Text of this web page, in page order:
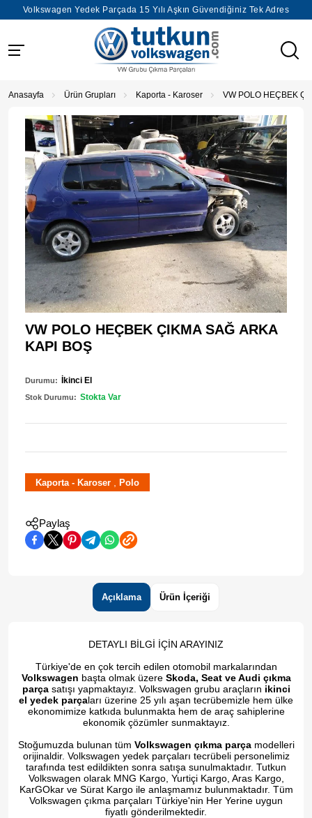
Volkswagen Yedek Parçada 15 Yılı Aşkın Güvendiğiniz Tek Adres
Anasayfa Ürün Grupları Kaporta - Karoser VW POLO HEÇBEK
VW POLO HEÇBEK ÇIKMA SAĞ ARKA
KAPI BOŞ
Durumu: İkinci El
Stok Durumu: Stokta Var
Kaporta - Karoser Polo
Paylaş
Açıklama Ürün İçeriği
DETAYLI BİLGİ İÇİN ARAYINIZ
Türkiye'de en çok tercih edilen otomobil markalarından
Volkswagen başta olmak üzere Skoda, Seat ve Audi çıkma
parçasatışı yapmaktayız. Volkswagen grubu araçların ikinci
el yedek parçaları üzerine 25 yılı aşan tecrübemizle hem ülke
ekonomimize katkıda bulunmakta hem de araç sahiplerine
ekonomik çözümler sunmaktayız.
Stoğumuzda bulunan tüm Volkswagen çıkma parçamodelleri
orijinaldir. Volkswagen yedek parçaları tecrübeli personelimiz
tarafında test edildikten sonra satışa sunulmaktadır. Tutkun
Volkswagen olarak MNG Kargo, Yurtiçi Kargo, Aras Kargo,
KarGOkar ve Sürat Kargo ile anlaşmamız bulunmaktadır. Tüm
Volkswagen çıkma parçaları Türkiye'nin Her Yerine uygun
fiyatlı gönderilmektedir.